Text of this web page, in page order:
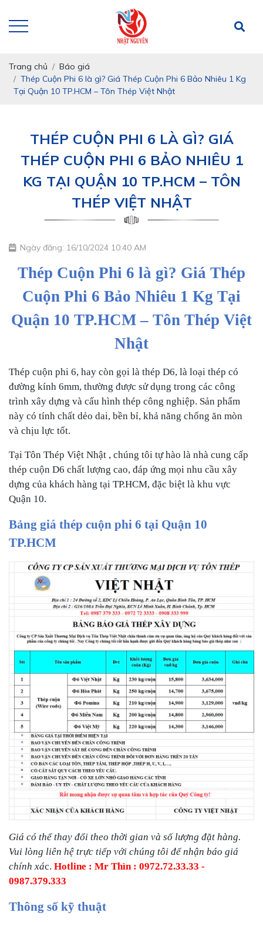
Trang chủ
Báo giá
Thép Cuộn Phi 6 là gì? Giá Thép Cuộn Phi 6 Bảo Nhiêu 1 Kg
Tại Quận 10 TP.HCM – Tôn Thép Việt Nhật
THÉP CUỘN PHI 6 LÀ GÌ? GIÁ
THÉP CUỘN PHI 6 BẢO NHIÊU 1
KG TẠI QUẬN 10 TP.HCM – TÔN
THÉP VIỆT NHẬT
Ngày đăng: 16/10/2024 10:40 AM
Thép Cuộn Phi 6 là gì? Giá Thép
Cuộn Phi 6 Bảo Nhiêu 1 Kg Tại
Quận 10 TP.HCM – Tôn Thép Việt
Nhật
Thép cuộn phi 6, hay còn gọi là thép D6, là loại thép có
đường kính 6mm, thường được sử dụng trong các công
trình xây dựng và cấu hình thép công nghiệp. Sản phẩm
này có tính chất dẻo dai, bền bỉ, khả năng chống ăn mòn
và chịu lực tốt.
Tại Tôn Thép Việt Nhật , chúng tôi tự hào là nhà cung cấp
thép cuộn D6 chất lượng cao, đáp ứng mọi nhu cầu xây
dựng của khách hàng tại TP.HCM, đặc biệt là khu vực
Quận 10.
Bảng giá thép cuộn phi 6 tại Quận 10
TP.HCM
Giá có thể thay đổi theo thời gian và số lượng đặt hàng.
Vui lòng liên hệ trực tiếp với chúng tôi để nhận báo giá
chính xác. Hotline : Mr Thìn : 0972.72.33.33 -
0987.379.333
Thông số kỹ thuật